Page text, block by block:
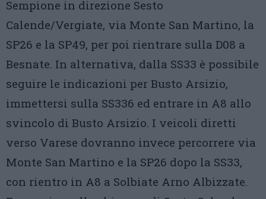
Sempione in direzione Sesto
Calende/Vergiate, via Monte San Martino, la
SP26 e la SP49, per poi rientrare sulla D08 a
Besnate. In alternativa, dalla SS33 è possibile
seguire le indicazioni per Busto Arsizio,
immettersi sulla SS336 ed entrare in A8 allo
svincolo di Busto Arsizio. I veicoli diretti
verso Varese dovranno invece percorrere via
Monte San Martino e la SP26 dopo la SS33,
con rientro in A8 a Solbiate Arno Albizzate.